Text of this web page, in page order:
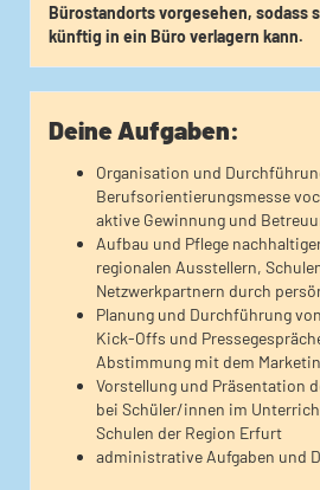
Bürostandorts vorgesehen, sodass
künftig in ein Büro verlagern kann.
Deine Aufgaben:
Organisation und
Berufsorientierungsmesse
aktive Gewinnung und
Aufbau und Pflege
regionalen Ausstellern,
Netzwerkpartnern durch
Planung und Durchführung
Kick-Offs und
Abstimmung mit dem
Vorstellung und Präsentation
bei Schüler/innen im
Schulen der Region Erfurt
administrative Aufgaben und